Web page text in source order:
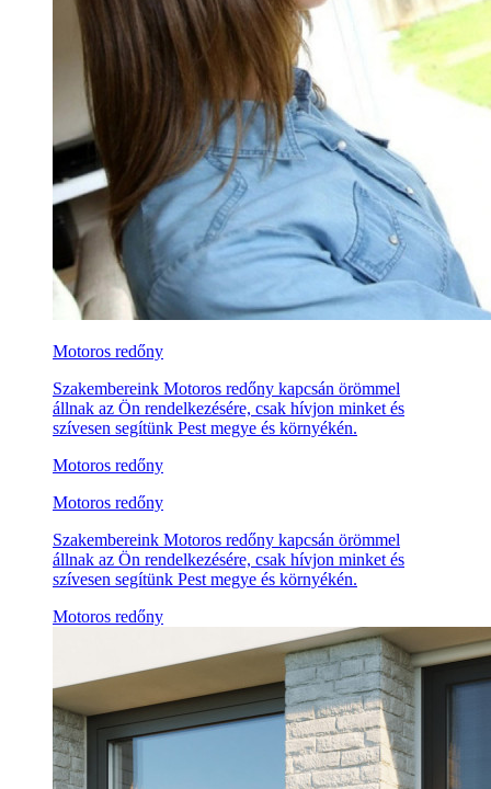
Motoros redőny
Szakembereink Motoros redőny kapcsán örömmel
állnak az Ön rendelkezésére, csak hívjon minket és
szívesen segítünk Pest megye és környékén.
Motoros redőny
Motoros redőny
Szakembereink Motoros redőny kapcsán örömmel
állnak az Ön rendelkezésére, csak hívjon minket és
szívesen segítünk Pest megye és környékén.
Motoros redőny